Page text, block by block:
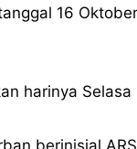
16
harinya
berinisial